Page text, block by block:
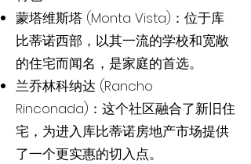
蒙塔维斯塔 (Monta Vista)：位于库
比蒂诺西部，以其一流的学校和宽敞
的住宅而闻名，是家庭的首选。
兰乔林科纳达 (Rancho
Rinconada)：这个社区融合了新旧住
宅，为进入库比蒂诺房地产市场提供
了一个更实惠的切入点。